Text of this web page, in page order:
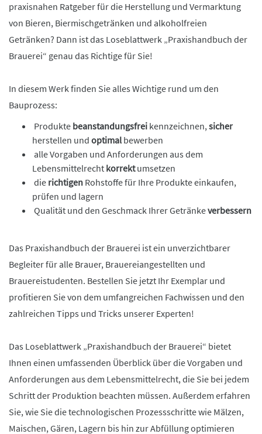
praxisnahen Ratgeber für die Herstellung und Vermarktung
von Bieren, Biermischgetränken und alkoholfreien
Getränken? Dann ist das Loseblattwerk „Praxishandbuch der
Brauerei“ genau das Richtige für Sie!
In diesem Werk finden Sie alles Wichtige rund um den
Bauprozess:
Produkte beanstandungsfrei kennzeichnen,sicher
herstellen und optimal bewerben
alle Vorgaben und Anforderungen aus dem
Lebensmittelrecht korrektumsetzen
die richtigen Rohstoffe für Ihre Produkte einkaufen,
prüfen und lagern
Qualität und den Geschmack Ihrer Getränkeverbessern
Das Praxishandbuch der Brauerei ist ein unverzichtbarer
Begleiter für alle Brauer, Brauereiangestellten und
Brauereistudenten. Bestellen Sie jetzt Ihr Exemplar und
profitieren Sie von dem umfangreichen Fachwissen und den
zahlreichen Tipps und Tricks unserer Experten!
Das Loseblattwerk „Praxishandbuch der Brauerei“ bietet
Ihnen einen umfassenden Überblick über die Vorgaben und
Anforderungen aus dem Lebensmittelrecht, die Sie bei jedem
Schritt der Produktion beachten müssen. Außerdem erfahren
Sie, wie Sie die technologischen Prozessschritte wie Mälzen,
Maischen, Gären, Lagern bis hin zur Abfüllung optimieren